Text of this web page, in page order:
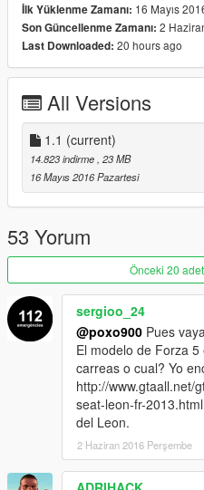
data.meta
Add this line:
dlc_seatleon:/
update:/dlc_patch/seatleon/
2.Once modified copy all files in
3.Copy the folder (seatleon) to
To Spwan cars trainers with
"Added Vehicles Menu" to
Select this function and input
Ingame car
Seat Leon Cupra
in the the replace version does
İlk Yüklenme Zamanı: 16 Mayıs
Son Güncellenme Zamanı: 2
Last Downloaded: 20 hours ago
All Versions
1.1 (current)
14.823 indirme , 23 MB
16 Mayıs 2016 Pazartesi
53 Yorum
Önceki 20
sergioo_24
@poxo900 Pues
El modelo de Forza
carreas o cual? Yo
http://www.gtaall.net/
seat-leon-fr-
del Leon.
2 Haziran 2016 Perşembe